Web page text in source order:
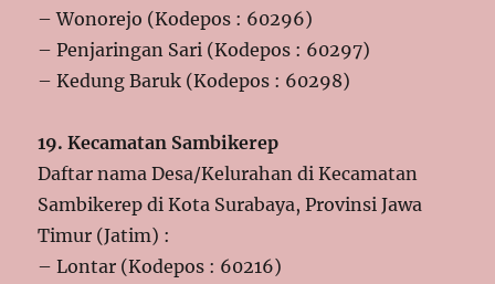
– Wonorejo (Kodepos : 60296)
– Penjaringan Sari (Kodepos : 60297)
– Kedung Baruk (Kodepos : 60298)
19. Kecamatan Sambikerep
Daftar nama Desa/Kelurahan di Kecamatan
Sambikerep di Kota Surabaya, Provinsi Jawa
Timur (Jatim) :
– Lontar (Kodepos : 60216)